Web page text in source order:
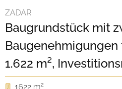
ZADAR
Baugrundstück mit
1.622 m²,
1622 m2